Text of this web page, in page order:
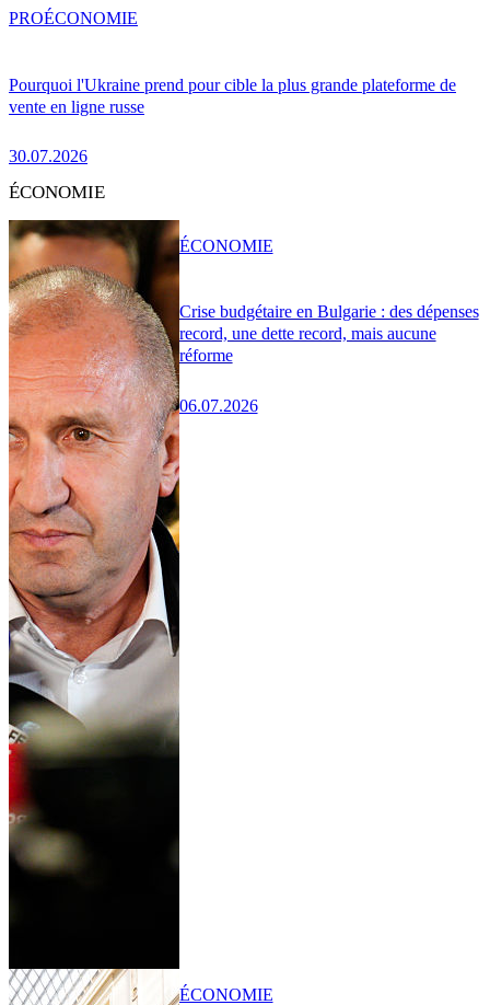
Pourquoi l'Ukraine prend pour cible la plus grande plateforme de
vente en ligne russe
30.07.2026
PROÉCONOMIE
ÉCONOMIE
Crise budgétaire en Bulgarie : des dépenses
record, une dette record, mais aucune
réforme
06.07.2026
ÉCONOMIE
ÉCONOMIE